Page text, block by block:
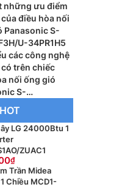
những ưu điểm
điều hòa nối
Panasonic S-
U-34PR1H5
các công nghệ
trên chiếc
nối ống gió
S-
U-48PR1H8
LG 24000Btu 1
ZUAC1
Trần Midea
Chiều MCD1-